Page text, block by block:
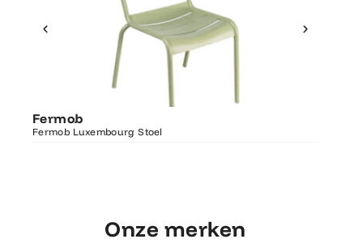
Fermob
Fermob Luxembourg Stoel
Ontdek Fermob
Luxembourg Stoel
Onze merken